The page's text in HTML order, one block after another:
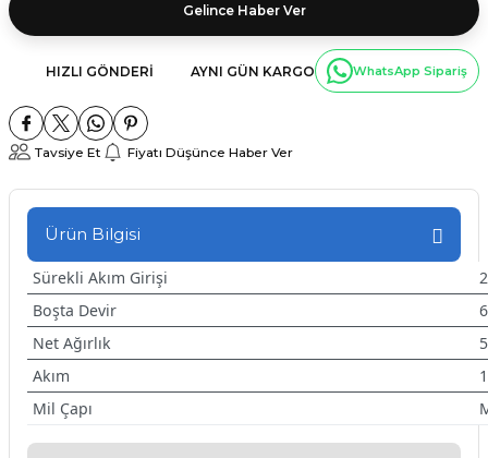
Gelince Haber Ver
HIZLI GÖNDERI AYNI GÜN KARGO WhatsApp Sipariş
Tavsiye Et Fiyatı Düşünce Haber Ver
Ürün Bilgisi
Sürekli Akım Girişi
Boşta Devir
Net Ağırlık
Akım
Mil Çapı